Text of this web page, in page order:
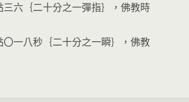
三六｛二十分之一彈指｝，佛教時
〇一八秒｛二十分之一瞬｝，佛教